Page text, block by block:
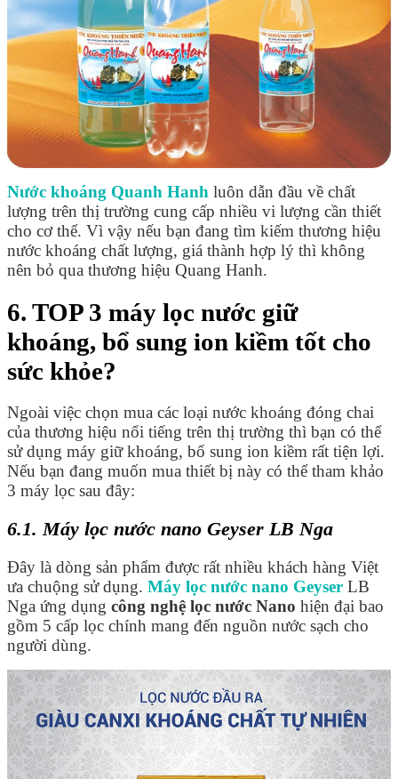
Nước khoáng Quanh Hanh luôn dẫn đầu về chất
lượng trên thị trường cung cấp nhiều vi lượng cần thiết
cho cơ thể. Vì vậy nếu bạn đang tìm kiếm thương hiệu
nước khoáng chất lượng, giá thành hợp lý thì không
nên bỏ qua thương hiệu Quang Hanh.
6. TOP 3 máy lọc nước giữ
khoáng, bổ sung ion kiềm tốt cho
sức khỏe?
Ngoài việc chọn mua các loại nước khoáng đóng chai
của thương hiệu nổi tiếng trên thị trường thì bạn có thể
sử dụng máy giữ khoáng, bổ sung ion kiềm rất tiện lợi.
Nếu bạn đang muốn mua thiết bị này có thể tham khảo
3 máy lọc sau đây:
6.1. Máy lọc nước nano Geyser LB Nga
Đây là dòng sản phẩm được rất nhiều khách hàng Việt
ưa chuộng sử dụng. Máy lọc nước nano Geyser LB
Nga ứng dụng công nghệ lọc nước Nano hiện đại bao
gồm 5 cấp lọc chính mang đến nguồn nước sạch cho
người dùng.